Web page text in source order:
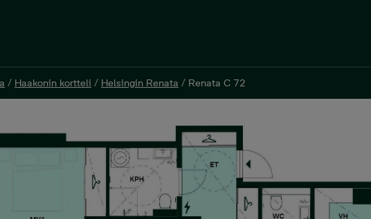
/ Haakonin kortteli / Helsingin Renata / Renata C 72
/ Haakonin kortteli / Helsingin Renata / Renata C 72